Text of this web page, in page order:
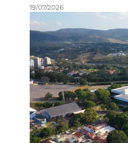
19/07/2026